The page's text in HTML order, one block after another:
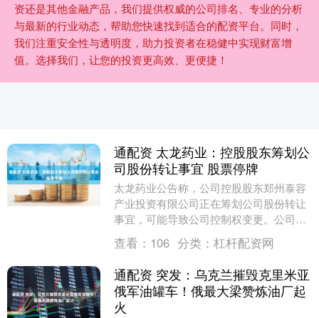
资还是其他金融产品，我们提供权威的公司排名、专业的分析
与最新的行业动态，帮助您快速找到适合的配资平台。同时，
我们注重安全性与透明度，助力投资者在稳健中实现财富增
值。选择我们，让您的投资更高效、更便捷！
通配资 太龙药业：控股股东筹划公
司股份转让事宜 股票停牌
太龙药业公告称，公司控股股东郑州泰容
产业投资有限公司正在筹划公司股份转让
事宜，可能导致公司控制权变更。公司股
票自2025年12月2日起停牌，预计停牌时
间不超过2....
查看： 106 分类： 杠杆配资网
通配资 突发：乌克兰摧毁克里米亚
俄军油罐车！俄最大梁赞炼油厂起
火